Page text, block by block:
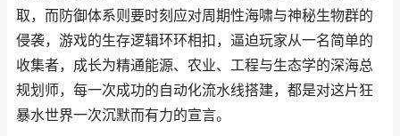
取，而防御体系则要时刻应对周期性海啸与神秘生物群的
侵袭，游戏的生存逻辑环环相扣，逼迫玩家从一名简单的
收集者，成长为精通能源、农业、工程与生态学的深海总
规划师，每一次成功的自动化流水线搭建，都是对这片狂
暴水世界一次沉默而有力的宣言。